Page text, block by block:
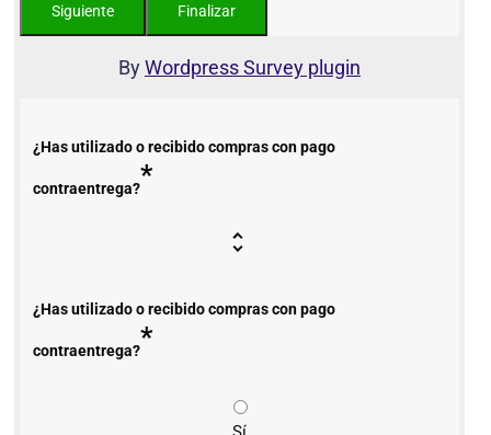
ByWordpress Survey plugin
¿Has utilizado o recibido compras con pago
contraentrega?*
¿Has utilizado o recibido compras con pago
contraentrega?*